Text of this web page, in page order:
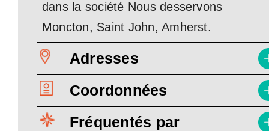
dans la société Nous desservons
Moncton, Saint John, Amherst.
Adresses
Coordonnées
Fréquentés par